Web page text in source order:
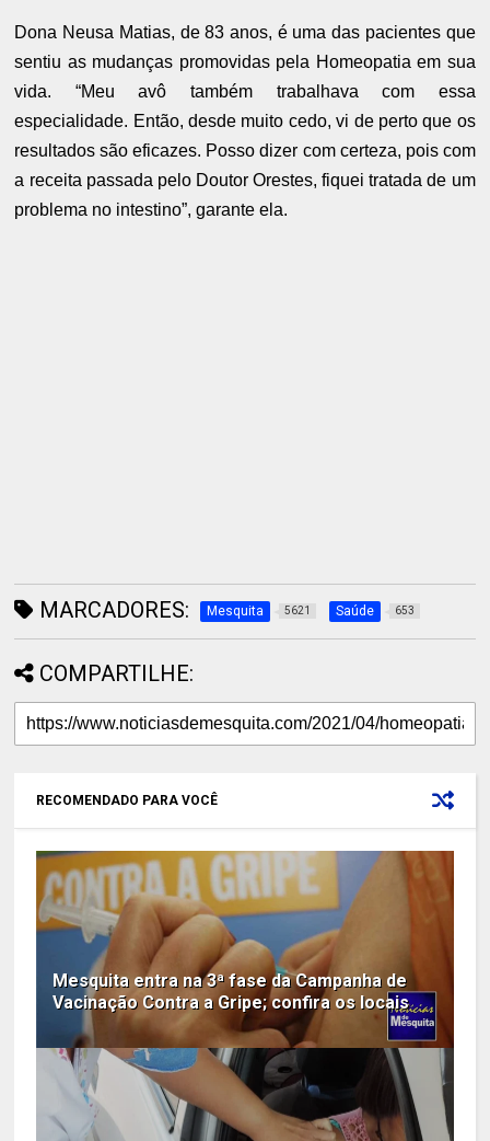
Dona Neusa Matias, de 83 anos, é uma das pacientes que
sentiu as mudanças promovidas pela Homeopatia em sua
vida. “Meu avô também trabalhava com essa
especialidade. Então, desde muito cedo, vi de perto que os
resultados são eficazes. Posso dizer com certeza, pois com
a receita passada pelo Doutor Orestes, fiquei tratada de um
problema no intestino”, garante ela.
MARCADORES: Mesquita 5621 Saúde 653
COMPARTILHE:
RECOMENDADO PARA VOCÊ
Mesquita entra na 3ª fase da Campanha de
Vacinação Contra a Gripe; confira os locais